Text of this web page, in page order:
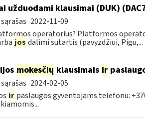
užduodami klausimai (DUK)
2022-11-09
operatorius? Platformos
jos dalimi sutartis (pavyzdžiui, Pigu,...
mokesčių klausimais ir
2024-02-05
ir paslaugos gyventojams telefonu: